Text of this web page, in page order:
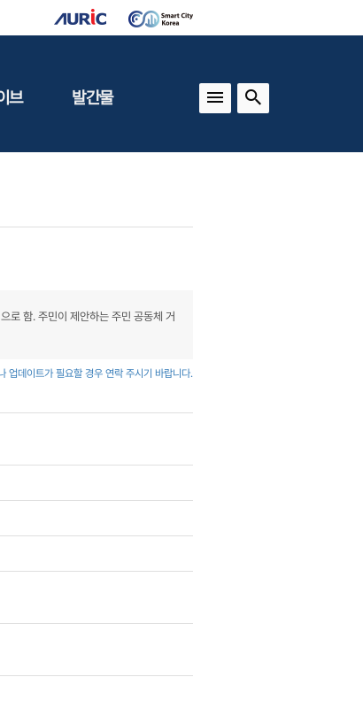
브 발간물
건축도시연구
로 함. 주민이 제안하는 주민 공동체 거
업데이트가 필요할 경우 연락 주시기 바랍니다.